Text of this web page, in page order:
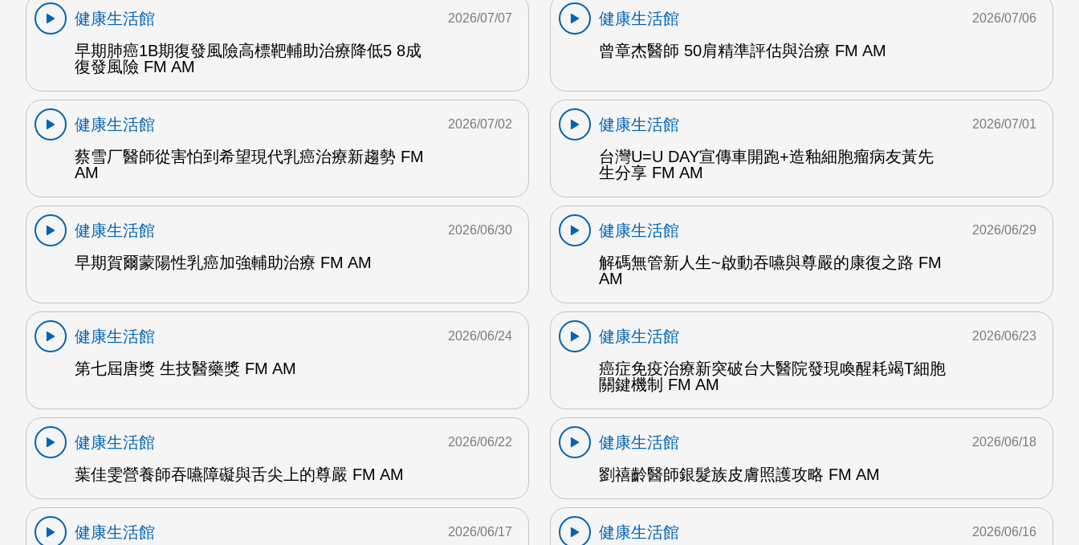
健康生活館
早期肺癌1B期復發風險高標靶輔助治療降低5 8成
復發風險 FM AM
2026/07/07
健康生活館
曾章杰醫師 50肩精準評估與治療 FM AM
2026/07/06
健康生活館
蔡雪厂醫師從害怕到希望現代乳癌治療新趨勢 FM
AM
2026/07/02
健康生活館
台灣U=U DAY宣傳車開跑+造釉細胞瘤病友黃先
生分享 FM AM
2026/07/01
健康生活館
早期賀爾蒙陽性乳癌加強輔助治療 FM AM
2026/06/30
健康生活館
解碼無管新人生~啟動吞嚥與尊嚴的康復之路 FM
AM
2026/06/29
健康生活館
第七屆唐獎 生技醫藥獎 FM AM
2026/06/24
健康生活館
癌症免疫治療新突破台大醫院發現喚醒耗竭T細胞
關鍵機制 FM AM
2026/06/23
健康生活館
葉佳雯營養師吞嚥障礙與舌尖上的尊嚴 FM AM
2026/06/22
健康生活館
劉禧齡醫師銀髮族皮膚照護攻略 FM AM
2026/06/18
健康生活館
2026/06/17
健康生活館
2026/06/16